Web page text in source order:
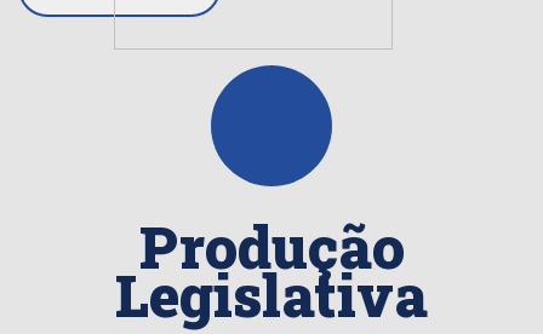
Produção
Legislativa